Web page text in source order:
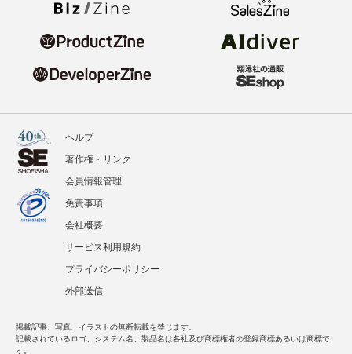
ヘルプ
著作権・リンク
会員情報管理
免責事項
会社概要
サービス利用規約
プライバシーポリシー
外部送信
掲載記事、写真、イラストの無断転載を禁じます。
記載されているロゴ、システム名、製品名は各社及び商標権者の登録商標あるいは商標で
す。